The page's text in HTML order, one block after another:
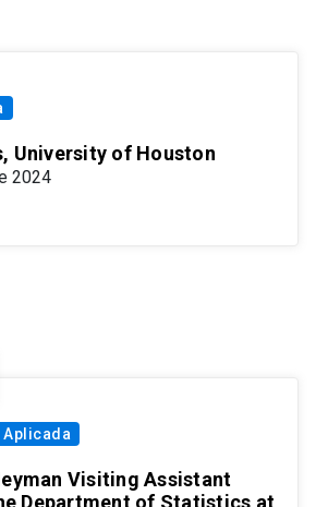
University of Houston
2024
Visiting Assistant
Department of Statistics at